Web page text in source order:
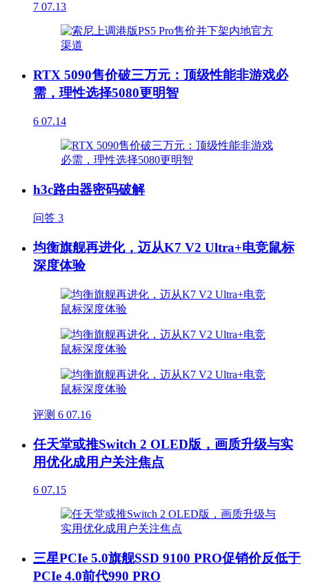
7 07.13
RTX 5090售价破三万元：顶级性能非游戏必
需，理性选择5080更明智
6 07.14
h3c路由器密码破解
问答 3
均衡旗舰再进化，迈从K7 V2 Ultra+电竞鼠标
深度体验
评测 6 07.16
任天堂或推Switch 2 OLED版，画质升级与实
用优化成用户关注焦点
6 07.15
三星PCIe 5.0旗舰SSD 9100 PRO促销价反低于
PCIe 4.0前代990 PRO